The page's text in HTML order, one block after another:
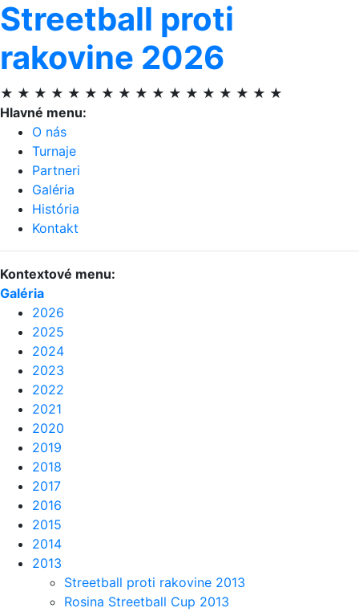
Streetball proti
rakovine 2026
★ ★ ★ ★ ★ ★ ★ ★ ★ ★ ★ ★ ★ ★ ★ ★ ★
Hlavné menu:
O nás
Turnaje
Partneri
Galéria
História
Kontakt
Kontextové menu:
Galéria
2026
2025
2024
2023
2022
2021
2020
2019
2018
2017
2016
2015
2014
2013
Streetball proti rakovine 2013
Rosina Streetball Cup 2013